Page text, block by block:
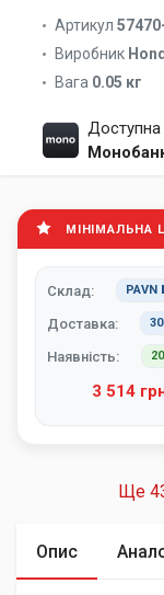
Артикул
Виробник
Вага 0.05 кг
Доступна
МІНІМАЛЬНА
Склад: PAVN
Доставка:
Наявність:
3 514
Опис